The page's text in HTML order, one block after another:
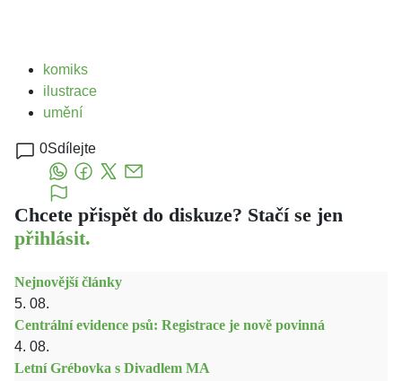
komiks
ilustrace
umění
0Sdílejte
Chcete přispět do diskuze? Stačí se jen
přihlásit.
Nejnovější články
5. 08.
Centrální evidence psů: Registrace je nově povinná
4. 08.
Letní Grébovka s Divadlem MA